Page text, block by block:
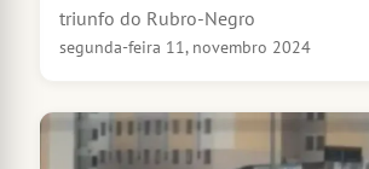
triunfo do Rubro-Negro
segunda-feira 11, novembro 2024